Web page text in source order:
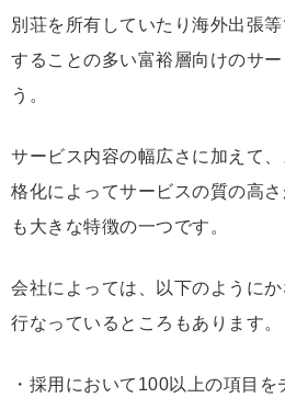
別荘を所有していたり海外出張
することの多い富裕層向けのサ
う。
サービス内容の幅広さに加えて
格化によってサービスの質の高
も大きな特徴の一つです。
会社によっては、以下のように
行なっているところもあります。
・採用において100以上の項目を